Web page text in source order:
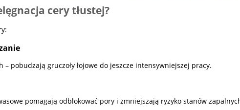
cery tłustej?
– pobudzają gruczoły łojowe do jeszcze intensywniejszej pracy.
pomagają odblokować pory i zmniejszają ryzyko stanów